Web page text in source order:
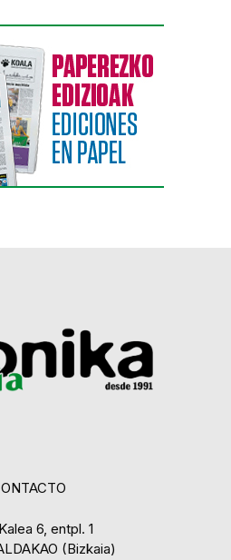
6, entpl. 1
(Bizkaia)